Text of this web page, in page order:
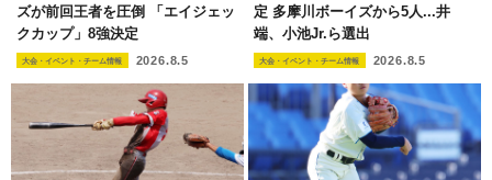
ズが前回王者を圧倒 「エイジェッ
クカップ」8強決定
大会・イベント・チーム情報 2026.8.5
定 多摩川ボーイズから5人...井
端、小池Jr.ら選出
大会・イベント・チーム情報 2026.8.5